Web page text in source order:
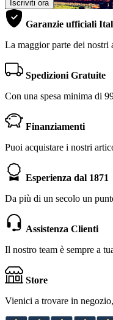
Iscriviti ora
Garanzie ufficiali
La maggior parte dei nostri
Spedizioni Gratuite
Con una spesa minima di
Finanziamenti
Puoi acquistare i nostri
Esperienza dal 1871
Da più di un secolo un
Assistenza Clienti
Il nostro team è sempre a
Store
Vienici a trovare in